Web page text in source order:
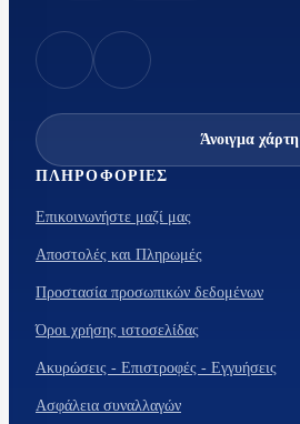
Άνοιγμα χάρτη
ΠΛΗΡΟΦΟΡΊΕΣ
Επικοινωνήστε μαζί μας
Αποστολές και Πληρωμές
Προστασία προσωπικών δεδομένων
Όροι χρήσης ιστοσελίδας
Ακυρώσεις - Επιστροφές - Εγγυήσεις
Ασφάλεια συναλλαγών